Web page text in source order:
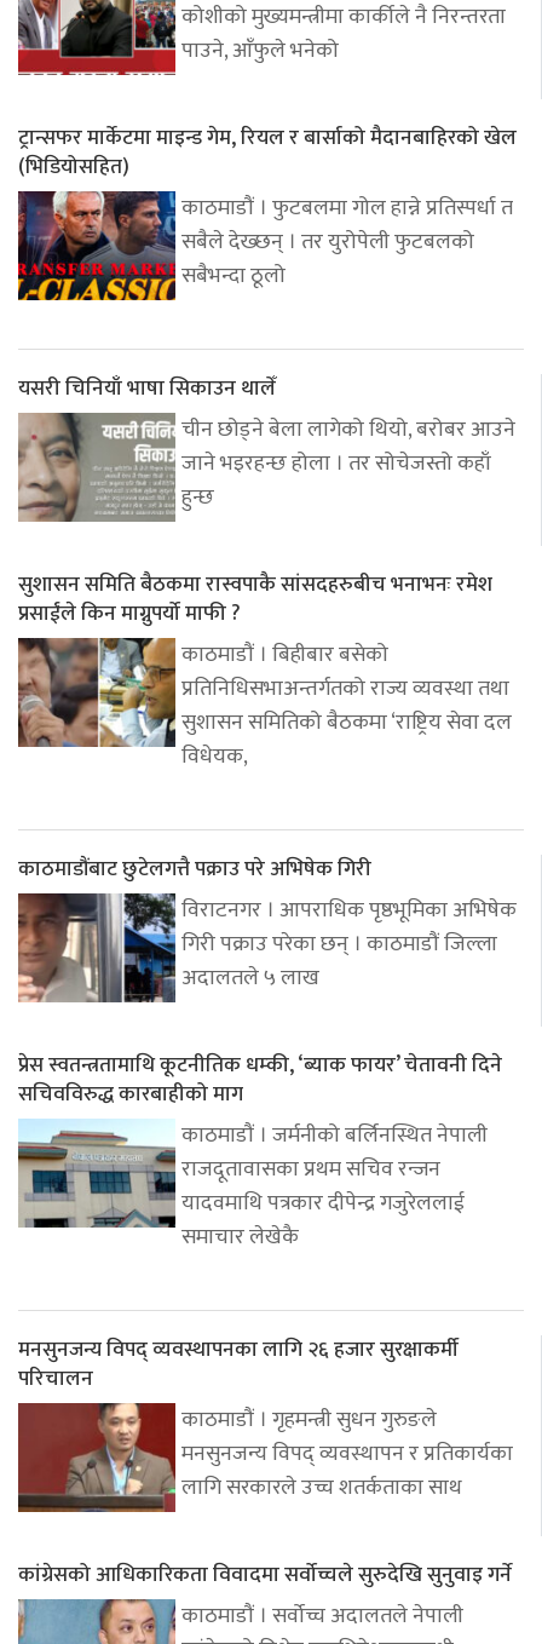
कोशीको मुख्यमन्त्रीमा कार्कीले नै निरन्तरता
पाउने, आँफुले भनेको
ट्रान्सफर मार्केटमा माइन्ड गेम, रियल र बार्साको मैदानबाहिरको खेल
(भिडियोसहित)
काठमाडौं । फुटबलमा गोल हान्ने प्रतिस्पर्धा त
सबैले देख्छन् । तर युरोपेली फुटबलको
सबैभन्दा ठूलो
यसरी चिनियाँ भाषा सिकाउन थालेँ
चीन छोड्ने बेला लागेको थियो, बरोबर आउने
जाने भइरहन्छ होला । तर सोचेजस्तो कहाँ
हुन्छ
सुशासन समिति बैठकमा रास्वपाकै सांसदहरुबीच भनाभनः रमेश
प्रसाईंले किन माग्नुपर्यो माफी ?
काठमाडौं । बिहीबार बसेको
प्रतिनिधिसभाअन्तर्गतको राज्य व्यवस्था तथा
सुशासन समितिको बैठकमा ‘राष्ट्रिय सेवा दल
विधेयक,
काठमाडौंबाट छुटेलगत्तै पक्राउ परे अभिषेक गिरी
विराटनगर । आपराधिक पृष्ठभूमिका अभिषेक
गिरी पक्राउ परेका छन् । काठमाडौं जिल्ला
अदालतले ५ लाख
प्रेस स्वतन्त्रतामाथि कूटनीतिक धम्की, ‘ब्याक फायर’ चेतावनी दिने
सचिवविरुद्ध कारबाहीको माग
काठमाडौं । जर्मनीको बर्लिनस्थित नेपाली
राजदूतावासका प्रथम सचिव रन्जन
यादवमाथि पत्रकार दीपेन्द्र गजुरेललाई
समाचार लेखेकै
मनसुनजन्य विपद् व्यवस्थापनका लागि २६ हजार सुरक्षाकर्मी
परिचालन
काठमाडौं । गृहमन्त्री सुधन गुरुङले
मनसुनजन्य विपद् व्यवस्थापन र प्रतिकार्यका
लागि सरकारले उच्च शतर्कताका साथ
कांग्रेसको आधिकारिकता विवादमा सर्वोच्चले सुरुदेखि सुनुवाइ गर्ने
काठमाडौं । सर्वोच्च अदालतले नेपाली